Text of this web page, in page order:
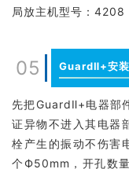
局放主机型号：
05 GuardⅡ+安装
先把GuardⅡ+电器部
证异物不进入其电器
栓产生的振动不伤害
个Ф50mm，开孔数